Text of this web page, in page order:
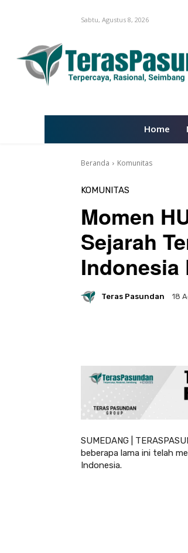
Sabtu, Agustus 8, 2026
Home
Beranda Komunitas
KOMUNITAS
Momen
Sejarah
Indonesia
Teras Pasundan 18
SUMEDANG |
beberapa lama ini telah
Indonesia.